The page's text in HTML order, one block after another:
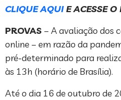
CLIQUE AQUIE ACESSE O
PROVAS – A avaliação dos
online – em razão da
pré-determinado para
às 13h (horário de Brasília).
Até o dia 16 de outubro de